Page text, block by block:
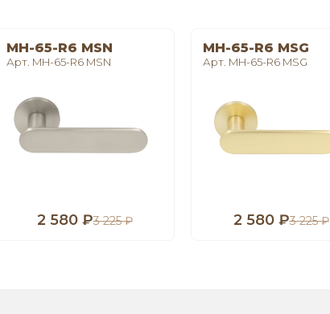
MH-65-R6 MSN
Арт. MH-65-R6 MSN
2 580 ₽3 225 ₽
MH-65-R6 MSG
Арт. MH-65-R6 MSG
2 580 ₽3 225 ₽